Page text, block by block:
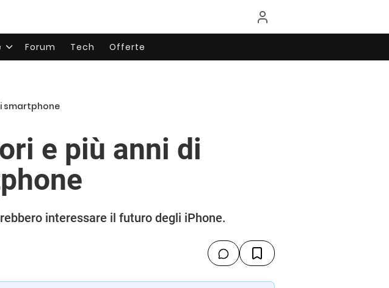
Forum Tech Offerte
smartphone
e più anni di
interessare il futuro degli iPhone.